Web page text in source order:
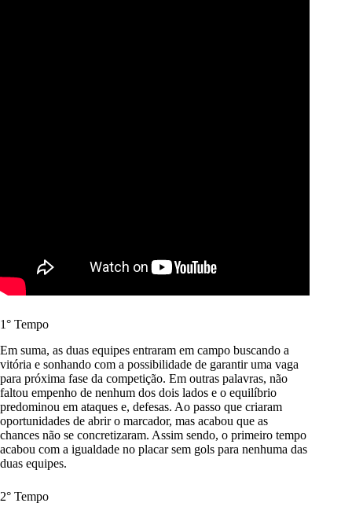
1° Tempo
Em suma, as duas equipes entraram em campo buscando a
vitória e sonhando com a possibilidade de garantir uma vaga
para próxima fase da competição. Em outras palavras, não
faltou empenho de nenhum dos dois lados e o equilíbrio
predominou em ataques e, defesas. Ao passo que criaram
oportunidades de abrir o marcador, mas acabou que as
chances não se concretizaram. Assim sendo, o primeiro tempo
acabou com a igualdade no placar sem gols para nenhuma das
duas equipes.
2° Tempo